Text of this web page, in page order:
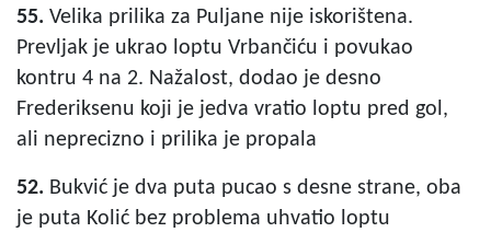
55. Velika prilika za Puljane nije iskorištena.
Prevljak je ukrao loptu Vrbančiću i povukao
kontru 4 na 2. Nažalost, dodao je desno
Frederiksenu koji je jedva vratio loptu pred gol,
ali neprecizno i prilika je propala
52. Bukvić je dva puta pucao s desne strane, oba
je puta Kolić bez problema uhvatio loptu